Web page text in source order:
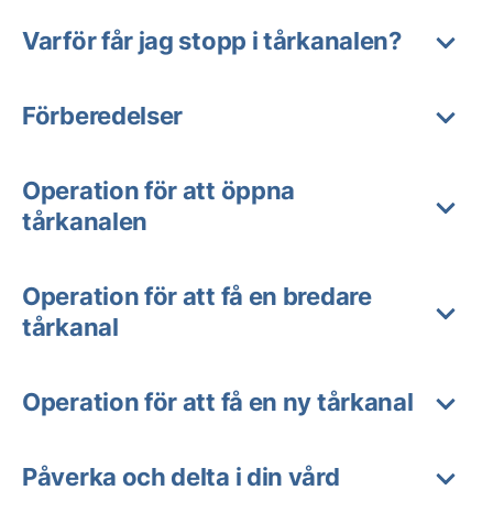
Varför får jag stopp i tårkanalen?
Förberedelser
Operation för att öppna
tårkanalen
Operation för att få en bredare
tårkanal
Operation för att få en ny tårkanal
Påverka och delta i din vård